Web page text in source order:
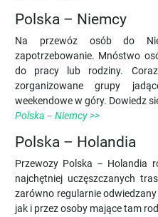
Polska – Niemcy
Na przewóz osób do
zapotrzebowanie. Mnóstwo
do pracy lub rodziny.
zorganizowane grupy
weekendowe w góry. Dowiedz
Polska – Niemcy >>
Polska – Holandia
Przewozy Polska – Holandia
najchętniej uczęszczanych
zarówno regularnie
jak i przez osoby mające tam